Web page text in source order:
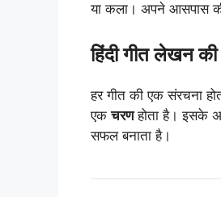
या कला। अपने आसपास
हिंदी गीत लेखन
हर गीत की एक संरचना
एकचरणहोता है। इसके
सफल बनाता है।